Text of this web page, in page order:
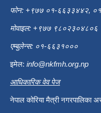
फोन: +९७७ ०१-६६३३४४२,
मोवाइल: +९७७ ९८०२३०४८०६
एम्बुलेन्स: ०१-६६३१०००
इमेल: info@nkfmh.org.np
आधिकारिक वेव पेज
नेपाल कोरिया मैत्री नगरपालिका